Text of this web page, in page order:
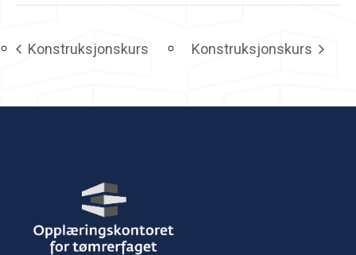
Konstruksjonskurs Konstruksjonskurs